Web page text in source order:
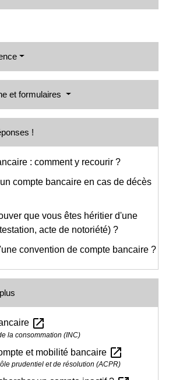
et formulaires
!
: comment y recourir ?
compte bancaire en cas de décès
que vous êtes héritier d'une
acte de notoriété) ?
convention de compte bancaire ?
open_in_new
la consommation (INC)
et mobilité bancaire open_in_new
prudentiel et de résolution (ACPR)